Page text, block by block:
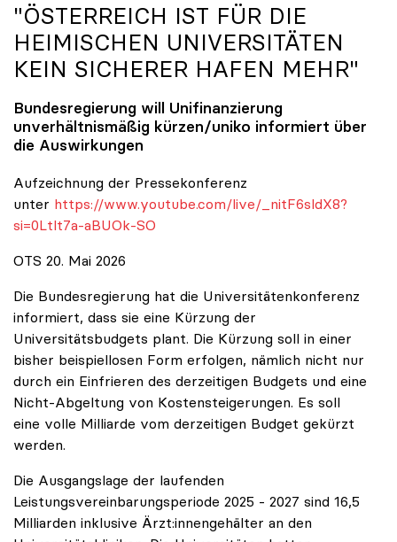
"ÖSTERREICH IST FÜR DIE
HEIMISCHEN UNIVERSITÄTEN
KEIN SICHERER HAFEN MEHR"
Bundesregierung will Unifinanzierung
unverhältnismäßig kürzen/uniko informiert über
die Auswirkungen
Aufzeichnung der Pressekonferenz
unter https://www.youtube.com/live/_nitF6sldX8?
si=0Ltlt7a-aBUOk-SO
OTS 20. Mai 2026
Die Bundesregierung hat die Universitätenkonferenz
informiert, dass sie eine Kürzung der
Universitätsbudgets plant. Die Kürzung soll in einer
bisher beispiellosen Form erfolgen, nämlich nicht nur
durch ein Einfrieren des derzeitigen Budgets und eine
Nicht-Abgeltung von Kostensteigerungen. Es soll
eine volle Milliarde vom derzeitigen Budget gekürzt
werden.
Die Ausgangslage der laufenden
Leistungsvereinbarungsperiode 2025 - 2027 sind 16,5
Milliarden inklusive Ärzt:innengehälter an den